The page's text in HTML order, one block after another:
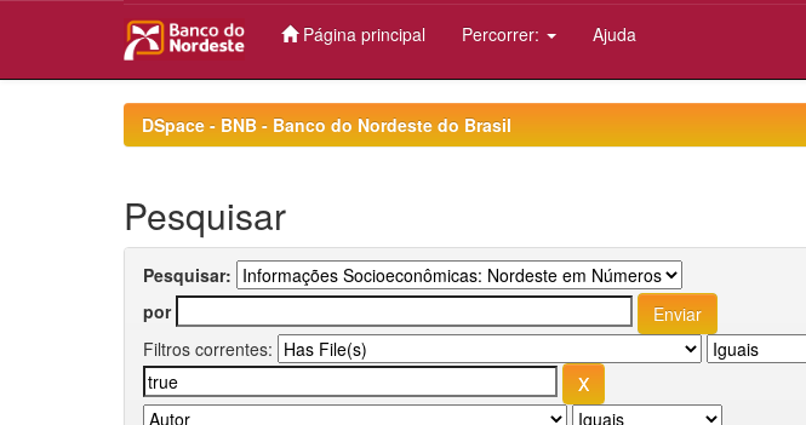
Página principal Percorrer: Ajuda
DSpace - BNB - Banco do Nordeste do Brasil
Pesquisar
Pesquisar:
por
Filtros correntes: